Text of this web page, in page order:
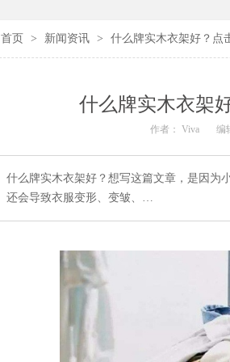
首页 > 新闻资讯 > 什么牌实木衣架好？点
什么牌实木衣架
作者： Viva 编
什么牌实木衣架好？想写这篇文章，是因为
还会导致衣服变形、变皱、…